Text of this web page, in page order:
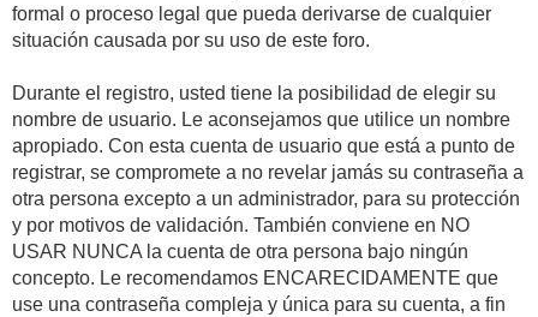
formal o proceso legal que pueda derivarse de cualquier
situación causada por su uso de este foro.
Durante el registro, usted tiene la posibilidad de elegir su
nombre de usuario. Le aconsejamos que utilice un nombre
apropiado. Con esta cuenta de usuario que está a punto de
registrar, se compromete a no revelar jamás su contraseña a
otra persona excepto a un administrador, para su protección
y por motivos de validación. También conviene en NO
USAR NUNCA la cuenta de otra persona bajo ningún
concepto. Le recomendamos ENCARECIDAMENTE que
use una contraseña compleja y única para su cuenta, a fin